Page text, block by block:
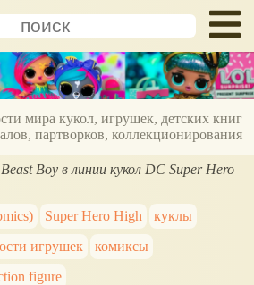
мира кукол, игрушек, детских книг
партворков, коллекционирования
Beast Boy в линии кукол DC Super Hero
Super Hero High
куклы
игрушек
комиксы
figure